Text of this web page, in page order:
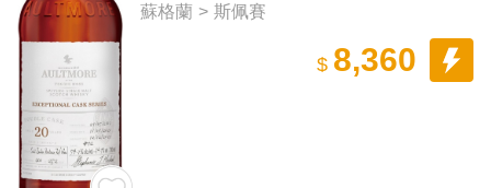
蘇格蘭 > 斯佩賽
$ 8,360